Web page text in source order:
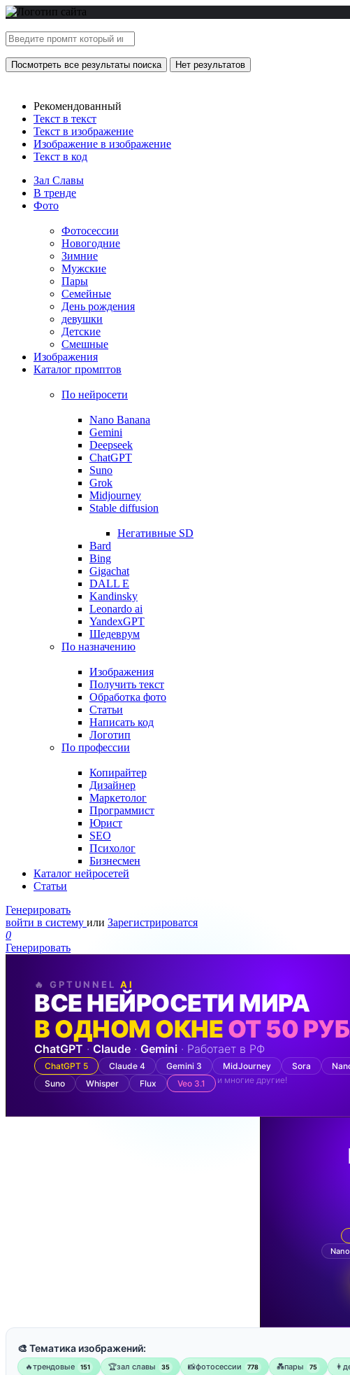
Посмотреть все результаты поиска Нет результатов
Рекомендованный
Текст в текст
Текст в изображение
Изображение в изображение
Текст в код
Зал Славы
В тренде
Фото
Фотосессии
Новогодние
Зимние
Мужские
Пары
Семейные
День рождения
девушки
Детские
Смешные
Изображения
Каталог промптов
По нейросети
Nano Banana
Gemini
Deepseek
ChatGPT
Suno
Grok
Midjourney
Stable diffusion
Негативные SD
Bard
Bing
Gigachat
DALL E
Kandinsky
Leonardo ai
YandexGPT
Шедеврум
По назначению
Изображения
Получить текст
Обработка фото
Статьи
Написать код
Логотип
По профессии
Копирайтер
Дизайнер
Маркетолог
Программист
Юрист
SEO
Психолог
Бизнесмен
Каталог нейросетей
Статьи
Генерировать
войти в систему или Зарегистрироватся
0
Генерировать
🔥 GPTUNNEL AI
ВСЕ НЕЙРОСЕТИ МИРА
В ОДНОМ ОКНЕОТ 50
ChatGPT · Claude · Gemini · Работает в РФ
ChatGPT 5 Claude 4 Gemini 3 MidJourney Sora
Suno
Whisper Flux Veo 3.1 и многие другие!
🎨 Тематика изображений:
🔥трендовые 151 🏆зал славы 35 📸фотосессии 778 💑пары 75